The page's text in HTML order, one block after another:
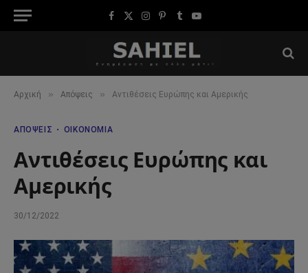
Facebook
X
Instagram
Pinterest
TumblrYouTube
Αρχική » Απόψεις » Αντιθέσεις Ευρώπης και Αμερικής
ΑΠΌΨΕΙΣ ΟΙΚΟΝΟΜΊΑ
Αντιθέσεις Ευρώπης και
Αμερικής
30/12/2022